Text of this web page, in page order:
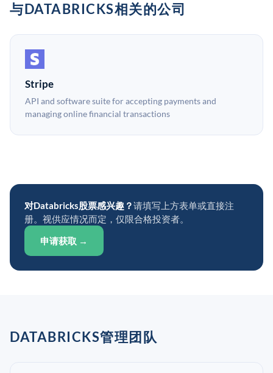
与DATABRICKS相关的公司
Stripe
API and software suite for accepting payments and
managing online financial transactions
对Databricks股票感兴趣？请填写上方表单或直接注
册。视供应情况而定，仅限合格投资者。
申请获取 →
DATABRICKS管理团队